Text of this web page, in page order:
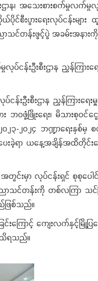
အသေးစားစက်မှုလက်မှုလု
ကိုယ်ပိုင်စီးပွားရေးလုပ်ငန်
င်တန်းဖွင့်ပွဲ အခမ်းအနား
ာန ညွှန်ကြားရေးမှူးချုပ်
းဌာန ညွှန်ကြားရေးမှူး
ဘဝဖွံ့ဖြိုးရေး၊ မိသားစု
၂၃-၂၀၂၄ ဘဏ္ဍာရေးနှ
ရာ ယနေ့အချိန်အထိတိုင်းဒ
မှာ လုပ်ငန်းရှင် စုစုပေါင်
ာသင်တန်းကို တစ်လကြာ သ
ဖြစ်သည်။
ြောင့် ကျေးလက်နှင့်မြို့ပ
သိရသည်။